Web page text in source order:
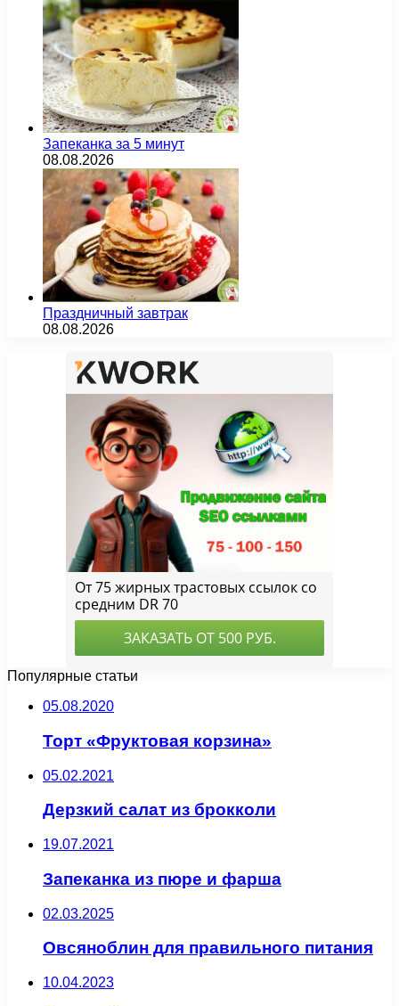
Запеканка за 5 минут
08.08.2026
Праздничный завтрак
08.08.2026
Популярные статьи
05.08.2020
Торт «Фруктовая корзина»
05.02.2021
Дерзкий салат из брокколи
19.07.2021
Запеканка из пюре и фарша
02.03.2025
Овсяноблин для правильного питания
10.04.2023